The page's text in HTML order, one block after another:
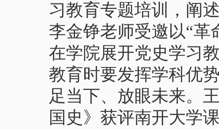
习教育专题培训，阐
李金铮老师受邀以“革
在学院展开党史学习
教育时要发挥学科优
足当下、放眼未来。
国史》获评南开大学